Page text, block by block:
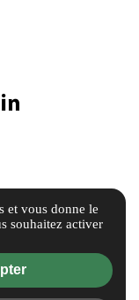
et vous donne le
souhaitez activer